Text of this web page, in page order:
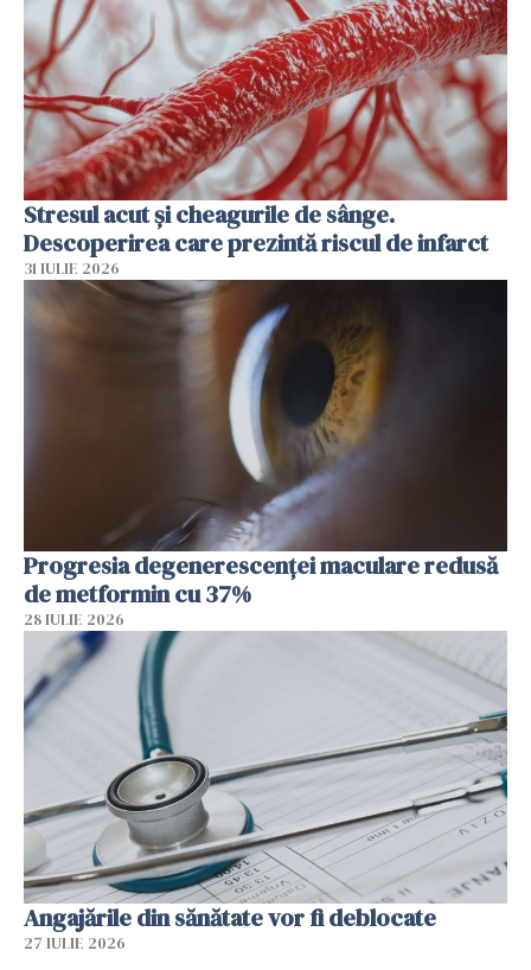
Stresul acut și cheagurile de sânge.
Descoperirea care prezintă riscul de infarct
31 IULIE 2026
Progresia degenerescenței maculare redusă
de metformin cu 37%
28 IULIE 2026
Angajările din sănătate vor fi deblocate
27 IULIE 2026